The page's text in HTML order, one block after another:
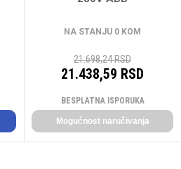
NA STANJU 0 KOM
21.698,24 RSD
21.438,59 RSD
BESPLATNA ISPORUKA
Mogućnost naručivanja